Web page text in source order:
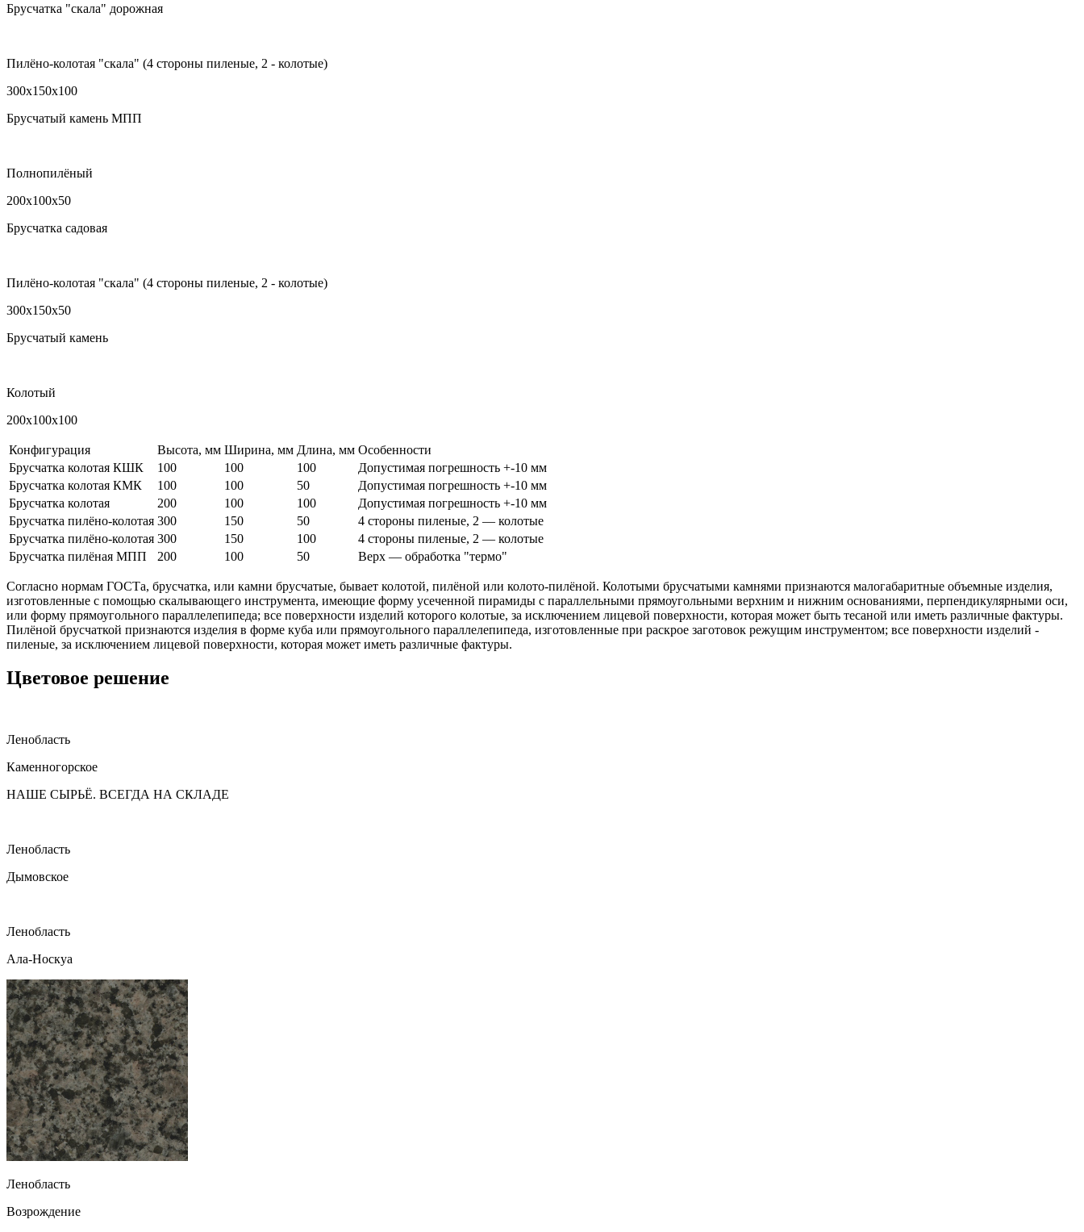
Брусчатка "скала" дорожная
Пилёно-колотая "скала" (4 стороны пиленые, 2 - колотые)
300х150х100
Брусчатый камень МПП
Полнопилёный
200х100х50
Брусчатка садовая
Пилёно-колотая "скала" (4 стороны пиленые, 2 - колотые)
300х150х50
Брусчатый камень
Колотый
200х100х100
Конфигурация Высота, мм Ширина, мм Длина, мм Особенности
Брусчатка колотая КШК
100 100 100
Допустимая погрешность +-10 мм
Брусчатка колотая КМК
100 100 50
Допустимая погрешность +-10 мм
Брусчатка колотая
200 100 100
Допустимая погрешность +-10 мм
Брусчатка пилёно-колотая 300 150 50
4 стороны пиленые, 2 — колотые
Брусчатка пилёно-колотая 300 150 100
4 стороны пиленые, 2 — колотые
Брусчатка пилёная МПП
200 100 50 Верх — обработка "термо"
Согласно нормам ГОСТа, брусчатка, или камни брусчатые, бывает колотой, пилёной или колото-пилёной. Колотыми брусчатыми камнями признаются малогабаритные объемные изделия,
изготовленные с помощью скалывающего инструмента, имеющие форму усеченной пирамиды с параллельными прямоугольными верхним и нижним основаниями, перпендикулярными оси,
или форму прямоугольного параллелепипеда; все поверхности изделий которого колотые, за исключением лицевой поверхности, которая может быть тесаной или иметь различные фактуры.
Пилёной брусчаткой признаются изделия в форме куба или прямоугольного параллелепипеда, изготовленные при раскрое заготовок режущим инструментом; все поверхности изделий -
пиленые, за исключением лицевой поверхности, которая может иметь различные фактуры.
Цветовое решение
Ленобласть
Каменногорское
НАШЕ СЫРЬЁ. ВСЕГДА НА СКЛАДЕ
Ленобласть
Дымовское
Ленобласть
Ала-Носкуа
Ленобласть
Возрождение